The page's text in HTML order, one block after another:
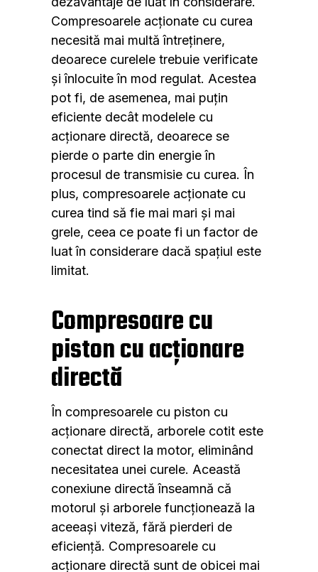
Compresoarele acționate cu curea
necesită mai multă întreținere,
deoarece curelele trebuie verificate
și înlocuite în mod regulat. Acestea
pot fi, de asemenea, mai puțin
eficiente decât modelele cu
acționare directă, deoarece se
pierde o parte din energie în
procesul de transmisie cu curea. În
plus, compresoarele acționate cu
curea tind să fie mai mari și mai
grele, ceea ce poate fi un factor de
luat în considerare dacă spațiul este
limitat.
Compresoare cu
piston cu acționare
directă
În compresoarele cu piston cu
acționare directă, arborele cotit este
conectat direct la motor, eliminând
necesitatea unei curele. Această
conexiune directă înseamnă că
motorul și arborele funcționează la
aceeași viteză, fără pierderi de
eficiență. Compresoarele cu
acționare directă sunt de obicei mai